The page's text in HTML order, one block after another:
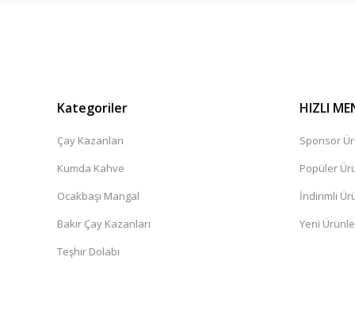
Kategoriler
Çay Kazanları
Kumda Kahve
Ocakbaşı Mangal
Bakır Çay Kazanları
Teşhir Dolabı
HIZLI
Sponsor
Popüler
İndirimli
Yeni